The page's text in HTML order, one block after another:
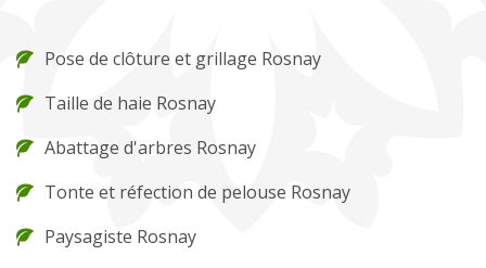
Pose de clôture et grillage Rosnay
Taille de haie Rosnay
Abattage d'arbres Rosnay
Tonte et réfection de pelouse Rosnay
Paysagiste Rosnay